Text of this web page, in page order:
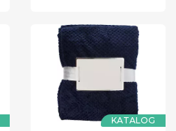
KATALOG